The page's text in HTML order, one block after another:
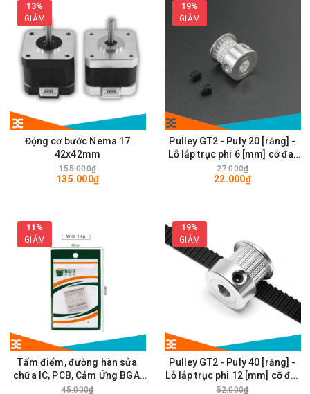
13%
GIẢM
Động cơ bước Nema 17
42x42mm
155.000₫
135.000₫
19%
GIẢM
Pulley GT2 - Puly 20 [răng] -
Lỗ lắp trục phi 6 [mm] cỡ đai
rộng 6mm
27.000₫
22.000₫
11%
GIẢM
Tấm điểm, đường hàn sửa
chữa IC, PCB, Cảm Ứng BGA,
Vân Tay Điện Thoại, Pad - Best
45.000₫
19%
GIẢM
Pulley GT2 - Puly 40 [răng] -
Lỗ lắp trục phi 12 [mm] cỡ đai
rộng 6mm
52.000₫